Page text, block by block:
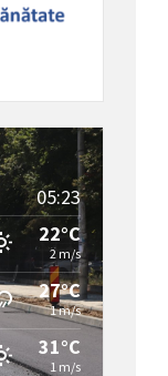
05:23
22°C
2 m/s
27°C
1 m/s
31°C
1 m/s